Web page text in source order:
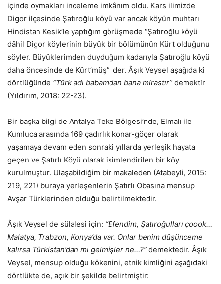
içinde oymakları inceleme imkânım oldu. Kars ilimizde
Digor ilçesinde Şatıroğlu köyü var ancak köyün muhtarı
Hindistan Kesik’le yaptığım görüşmede “Şatıroğlu köyü
dâhil Digor köylerinin büyük bir bölümünün Kürt olduğunu
söyler. Büyüklerimden duyduğum kadarıyla Şatıroğlu köyü
daha öncesinde de Kürt’müş”, der. Âşık Veysel aşağıda ki
dörtlüğünde “Türk adı babamdan bana mirastır” demektir
(Yıldırım, 2018: 22-23).
Bir başka bilgi de Antalya Teke Bölgesi’nde, Elmalı ile
Kumluca arasında 169 çadırlık konar-göçer olarak
yaşamaya devam eden sonraki yıllarda yerleşik hayata
geçen ve Şatırlı Köyü olarak isimlendirilen bir köy
kurulmuştur. Ulaşabildiğim bir makaleden (Atabeyli, 2015:
219, 221) buraya yerleşenlerin Şatırlı Obasına mensup
Avşar Türklerinden olduğu belirtilmektedir.
Âşık Veysel de sülalesi için: “Efendim, Şatıroğulları çoook…
Malatya, Trabzon, Konya’da var. Onlar benim düşünceme
kalırsa Türkistan’dan mı gelmişler ne…?” demektedir. Âşık
Veysel, mensup olduğu kökenini, etnik kimliğini aşağıdaki
dörtlükte de, açık bir şekilde belirtmiştir: